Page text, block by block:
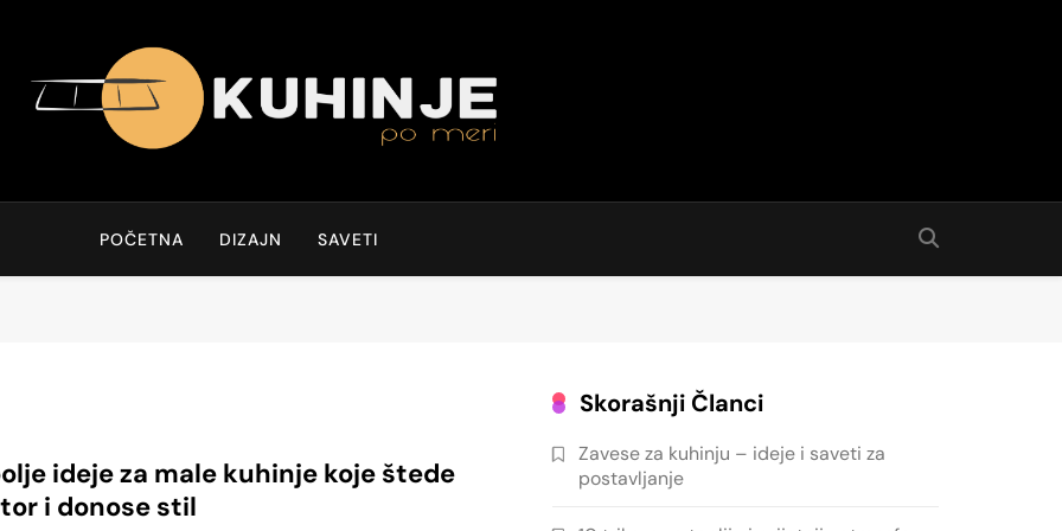
Kuhinja po meri
POČETNA DIZAJN SAVETI
ideje za male kuhinje koje štede
i donose stil
Skorašnji Članci
Zavese za kuhinju – ideje i saveti za
postavljanje